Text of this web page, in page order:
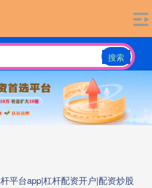
搜索
平台app|杠杆配资开户|配资炒股